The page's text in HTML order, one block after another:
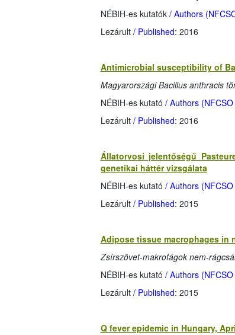
NÉBIH-es kutatók/ Authors
Lezárult / Published: 2016
Antimicrobial susceptibility of
Magyarországi Bacillus anthracis
NÉBIH-es kutató / Authors
Lezárult / Published: 2016
Állatorvosi jelentőségű
genetikai háttér vizsgálata
NÉBIH-es kutató / Authors
Lezárult / Published: 2015
Adipose tissue macrophages in
Zsírszövet-makrofágok nem-
NÉBIH-es kutató / Authors
Lezárult / Published: 2015
Q fever epidemic in Hungary,